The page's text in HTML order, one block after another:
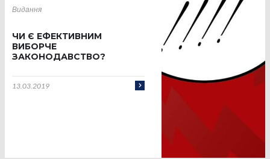
Видання
ЧИ Є ЕФЕКТИВНИМ
ВИБОРЧЕ
ЗАКОНОДАВСТВО?
13.03.2019